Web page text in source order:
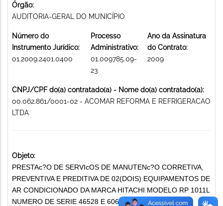
Órgão:
AUDITORIA-GERAL DO MUNICÍPIO
Número do
Instrumento Jurídico:
01.2009.2401.0400
Processo
Administrativo:
01.009785.09-
23
Ano da Assinatura
do Contrato:
2009
CNPJ/CPF do(a) contratado(a) - Nome do(a) contratado(a):
00.062.861/0001-02 - ACOMAR REFORMA E REFRIGERACAO
LTDA
Objeto:
PRESTAc?O DE SERVIcOS DE MANUTENc?O CORRETIVA,
PREVENTIVA E PREDITIVA DE 02(DOIS) EQUIPAMENTOS DE
AR CONDICIONADO DA MARCA HITACHI MODELO RP 1011L
NUMERO DE SERIE 46528 E 60665. MANUTENÇÃO